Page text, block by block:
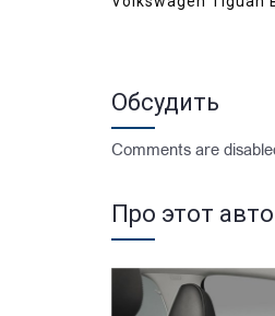
Обсудить
Comments are
Про этот